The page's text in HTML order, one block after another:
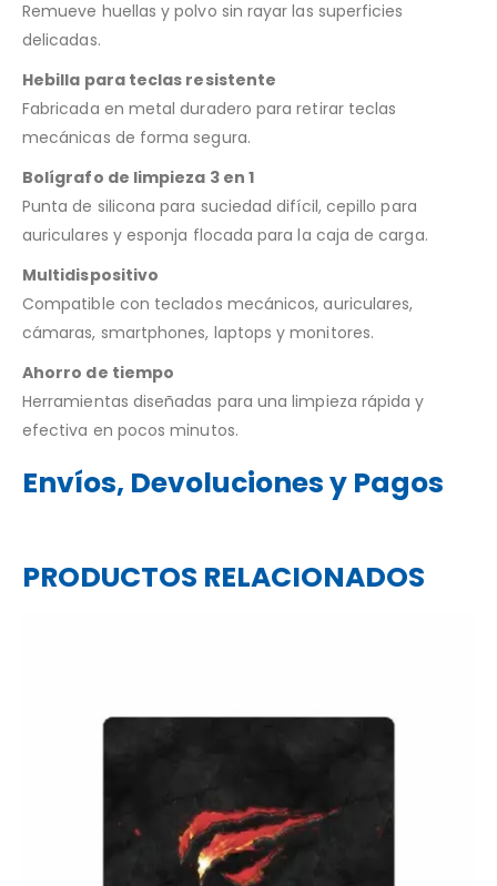
Remueve huellas y polvo sin rayar las superficies
delicadas.
Hebilla para teclas resistente
Fabricada en metal duradero para retirar teclas
mecánicas de forma segura.
Bolígrafo de limpieza 3 en 1
Punta de silicona para suciedad difícil, cepillo para
auriculares y esponja flocada para la caja de carga.
Multidispositivo
Compatible con teclados mecánicos, auriculares,
cámaras, smartphones, laptops y monitores.
Ahorro de tiempo
Herramientas diseñadas para una limpieza rápida y
efectiva en pocos minutos.
Envíos, Devoluciones y Pagos
PRODUCTOS RELACIONADOS